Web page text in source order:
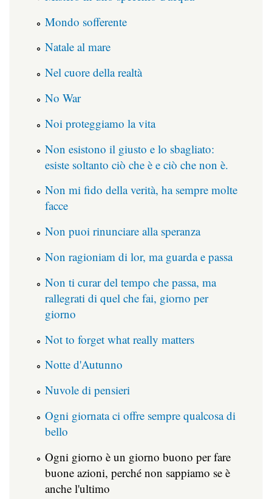
Mondo sofferente
Natale al mare
Nel cuore della realtà
No War
Noi proteggiamo la vita
Non esistono il giusto e lo sbagliato:
esiste soltanto ciò che è e ciò che non è.
Non mi fido della verità, ha sempre molte
facce
Non puoi rinunciare alla speranza
Non ragioniam di lor, ma guarda e passa
Non ti curar del tempo che passa, ma
rallegrati di quel che fai, giorno per
giorno
Not to forget what really matters
Notte d'Autunno
Nuvole di pensieri
Ogni giornata ci offre sempre qualcosa di
bello
Ogni giorno è un giorno buono per fare
buone azioni, perché non sappiamo se è
anche l'ultimo